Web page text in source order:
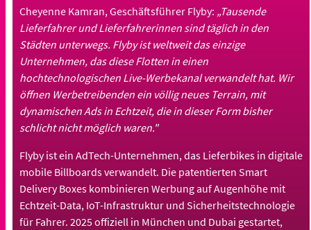
Cheyenne Kamran, Geschäftsführer Flyby: „Tausende
Lieferfahrer und Lieferfahrerinnen sind täglich in den
Städten unterwegs. Flyby ist weltweit das einzige
Unternehmen, das diese Flotten in einen
hochtechnologischen Live-Werbekanal verwandelt hat. Wir
öffnen Werbetreibenden ein völlig neues Terrain, mit
dynamischen Ads in Echtzeit, die in dieser Form bisher
schlicht nicht möglich waren."
Flyby ist ein AdTech-Unternehmen, das Lieferbikes in digitale
mobile Billboards verwandelt. Die patentierten Smart
Delivery Boxes kombinieren Werbung auf Augenhöhe mit
Echtzeit-Data, IoT-Infrastruktur und Sicherheitstechnologie
für Fahrer. 2025 offiziell in München und Dubai gestartet,